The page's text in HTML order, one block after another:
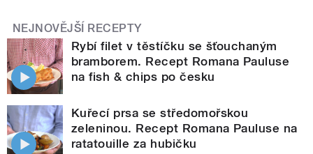
NEJNOVĚJŠÍ RECEPTY
Rybí filet v těstíčku se šťouchaným
bramborem. Recept Romana Pauluse
na fish & chips po česku
Kuřecí prsa se středomořskou
zeleninou. Recept Romana Pauluse na
ratatouille za hubičku